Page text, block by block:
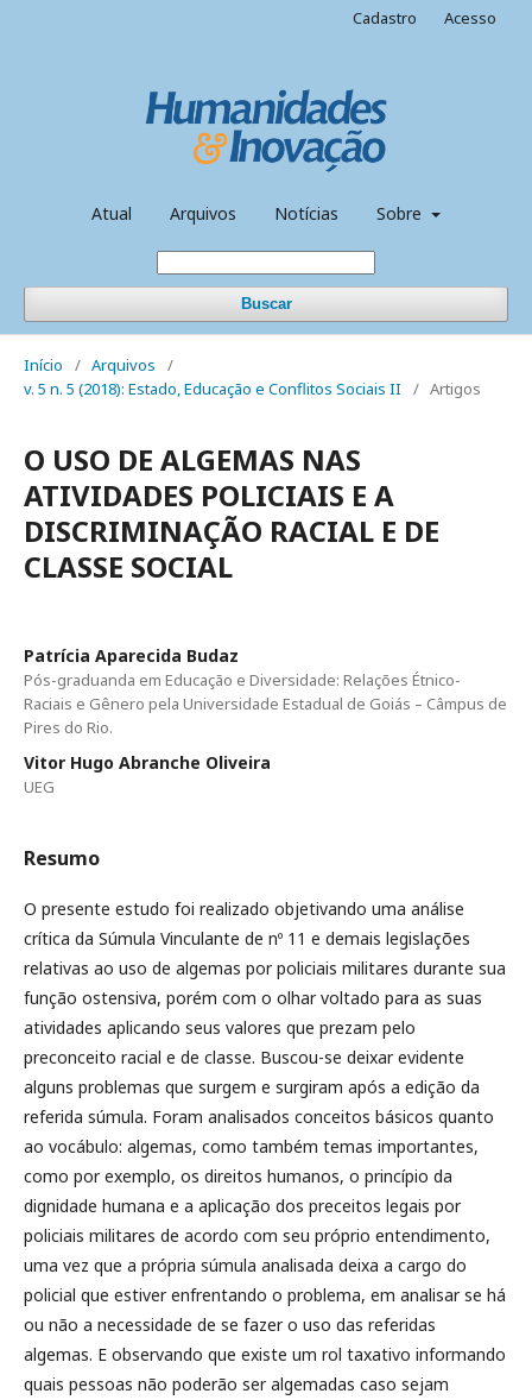
Atual Arquivos Notícias Sobre
Buscar
Cadastro Acesso
Início / Arquivos
/
v. 5 n. 5 (2018): Estado, Educação e Conflitos Sociais II
/ Artigos
O USO DE ALGEMAS NAS
ATIVIDADES POLICIAIS E A
DISCRIMINAÇÃO RACIAL E DE
CLASSE SOCIAL
Patrícia Aparecida Budaz
Pós-graduanda em Educação e Diversidade: Relações Étnico-
Raciais e Gênero pela Universidade Estadual de Goiás – Câmpus de
Pires do Rio.
Vitor Hugo Abranche Oliveira
UEG
Resumo
O presente estudo foi realizado objetivando uma análise
crítica da Súmula Vinculante de nº 11 e demais legislações
relativas ao uso de algemas por policiais militares durante sua
função ostensiva, porém com o olhar voltado para as suas
atividades aplicando seus valores que prezam pelo
preconceito racial e de classe. Buscou-se deixar evidente
alguns problemas que surgem e surgiram após a edição da
referida súmula. Foram analisados conceitos básicos quanto
ao vocábulo: algemas, como também temas importantes,
como por exemplo, os direitos humanos, o princípio da
dignidade humana e a aplicação dos preceitos legais por
policiais militares de acordo com seu próprio entendimento,
uma vez que a própria súmula analisada deixa a cargo do
policial que estiver enfrentando o problema, em analisar se há
ou não a necessidade de se fazer o uso das referidas
algemas. E observando que existe um rol taxativo informando
quais pessoas não poderão ser algemadas caso sejam